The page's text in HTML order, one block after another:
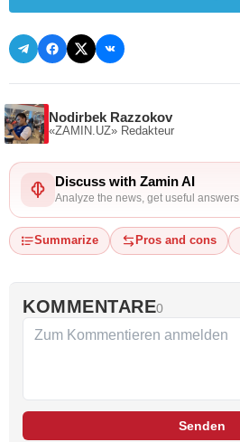
Nodirbek Razzokov
«ZAMIN.UZ» Redakteur
Discuss with Zamin AI
Analyze the news, get useful answers
Summarize Pros and cons
KOMMENTARE0
Senden